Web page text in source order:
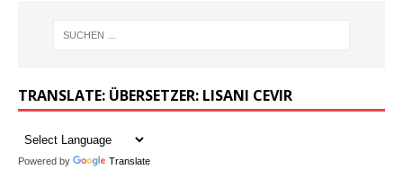
TRANSLATE: ÜBERSETZER: LISANI CEVIR
Powered by Translate